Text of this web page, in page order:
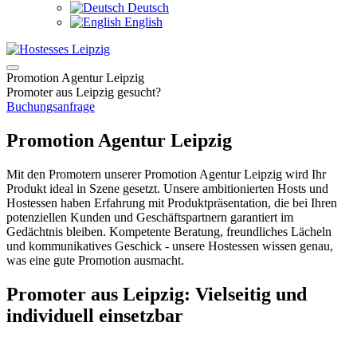
Deutsch
English
Promotion Agentur Leipzig
Promoter aus Leipzig gesucht?
Buchungsanfrage
Promotion Agentur Leipzig
Mit den Promotern unserer Promotion Agentur Leipzig wird Ihr
Produkt ideal in Szene gesetzt. Unsere ambitionierten Hosts und
Hostessen haben Erfahrung mit Produktpräsentation, die bei Ihren
potenziellen Kunden und Geschäftspartnern garantiert im
Gedächtnis bleiben. Kompetente Beratung, freundliches Lächeln
und kommunikatives Geschick - unsere Hostessen wissen genau,
was eine gute Promotion ausmacht.
Promoter aus Leipzig: Vielseitig und
individuell einsetzbar